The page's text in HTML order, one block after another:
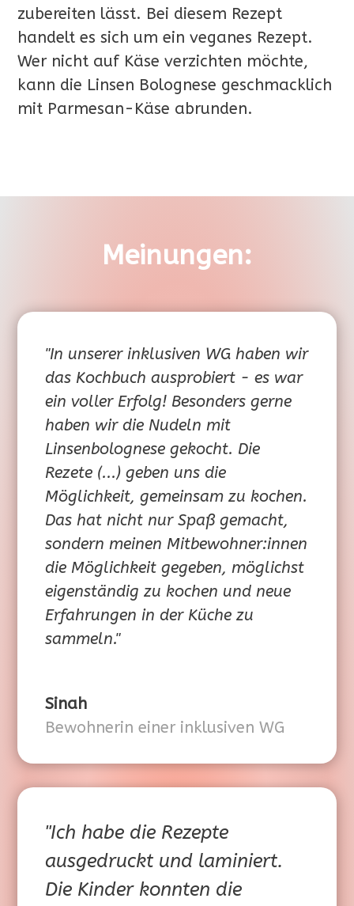
zubereiten lässt. Bei diesem Rezept
handelt es sich um ein veganes Rezept.
Wer nicht auf Käse verzichten möchte,
kann die Linsen Bolognese geschmacklich
mit Parmesan-Käse abrunden.
Meinungen:
"In unserer inklusiven WG haben wir
das Kochbuch ausprobiert - es war
ein voller Erfolg! Besonders gerne
haben wir die Nudeln mit
Linsenbolognese gekocht. Die
Rezete (...) geben uns die
Möglichkeit, gemeinsam zu kochen.
Das hat nicht nur Spaß gemacht,
sondern meinen Mitbewohner:innen
die Möglichkeit gegeben, möglichst
eigenständig zu kochen und neue
Erfahrungen in der Küche zu
sammeln."
Sinah
Bewohnerin einer inklusiven WG
"Ich habe die Rezepte
ausgedruckt und laminiert.
Die Kinder konnten die